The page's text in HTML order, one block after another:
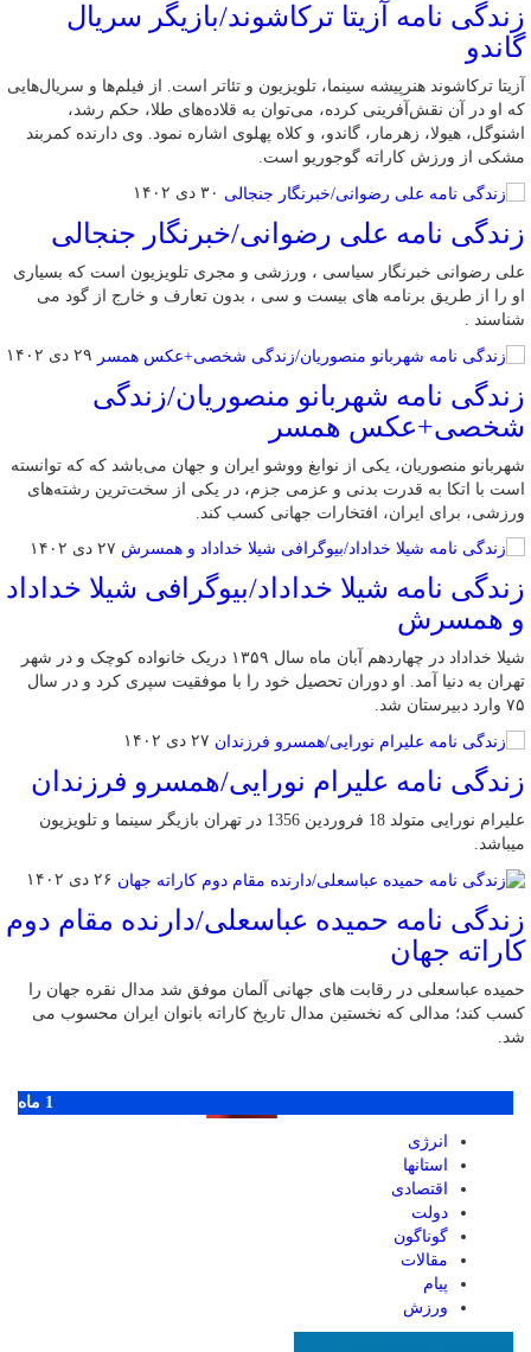
زندگی نامه آزیتا ترکاشوند/بازیگر سریال
گاندو
آزیتا ترکاشوند هنرپیشه سینما، تلویزیون و تئاتر است. از فیلم‌ها و سریال‌هایی
که او در آن نقش‌آفرینی کرده، می‌توان به قلاده‌های طلا، حکم رشد،
اشنوگل، هیولا، زهرمار، گاندو، و کلاه پهلوی اشاره نمود. وی دارنده کمربند
مشکی از ورزش کاراته گوجوریو است.
۳۰ دی ۱۴۰۲
زندگی نامه علی رضوانی/خبرنگار جنجالی
علی رضوانی خبرنگار سیاسی ، ورزشی و مجری تلویزیون است که بسیاری
او را از طریق برنامه های بیست و سی ، بدون تعارف و خارج از گود می
شناسند .
۲۹ دی ۱۴۰۲
زندگی نامه شهربانو منصوریان/زندگی
شخصی+عکس همسر
شهربانو منصوریان، یکی از نوابغ ووشو ایران و جهان می‌باشد که که توانسته‌
است با اتکا به قدرت بدنی و عزمی جزم، در یکی از سخت‌ترین رشته‌های
ورزشی، برای ایران، افتخارات جهانی کسب کند.
۲۷ دی ۱۴۰۲
زندگی نامه شیلا خداداد/بیوگرافی شیلا خداداد
و همسرش
شیلا خداداد در چهاردهم آبان ماه سال ۱۳۵۹ دریک خانواده کوچک و در شهر
تهران به دنیا آمد. او دوران تحصیل خود را با موفقیت سپری کرد و در سال
۷۵ وارد دبیرستان شد.
۲۷ دی ۱۴۰۲
زندگی نامه علیرام نورایی/همسرو فرزندان
علیرام نورایی متولد 18 فروردین 1356 در تهران بازیگر سینما و تلویزیون
میباشد.
۲۶ دی ۱۴۰۲
زندگی نامه حمیده عباسعلی/دارنده مقام دوم
کاراته جهان
حمیده عباسعلی در رقابت های جهانی آلمان موفق شد مدال نقره جهان را
کسب کند؛ مدالی که نخستین مدال تاریخ کاراته بانوان ایران محسوب می
شد.
1 ماه
انرژی
استانها
اقتصادی
دولت
گوناگون
مقالات
پیام
ورزش